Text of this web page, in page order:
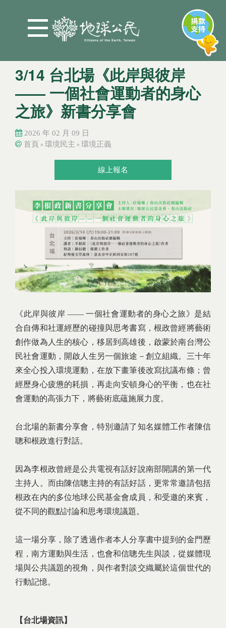
3/14 台北場《此岸與彼岸
—— 一個社會運動者的身心
之旅》新書分享會
2026 年 02 月 09 日
您在這裡
首頁 » 環境民主 » 環境正義
線上報名
《此岸與彼岸 —— 一個社會運動者的身心之旅》是結
合自傳和社運經歷的碰撞與思考書寫，根政曾經將藝術
創作做為人生的核心，移居到高雄後，啟蒙於南台灣公
民社會運動，開啟人生另一個旅途－創立組織。三十年
來全心投入環境運動，在放下畫筆後改寫抗議布條；曾
經歷身心疲憊的耗損，再走向安頓身心的平衡，也在社
會運動的高張力下，將藝術底蘊施展力度。
台北場的新書分享會，特別邀請了知名媒體工作者陳信
聰和根政進行對話。
因為李根政曾經是公共電視有話好說南部開講的第一代
主持人。而由陳信聰主持的有話好話，更常常邀請包括
根政在內的多位地球公民基金會成員，和受邀的來賓，
從不同的觀點討論和思考環境議題。
這一場分享，除了透過作者本人分享書中提到的金門歷
程，南方運動與生活，也會和信聰先生與談，從媒體現
場與公共議題的視角，與作者對談交織屬於這個世代的
行動記憶。
【台北場資訊】